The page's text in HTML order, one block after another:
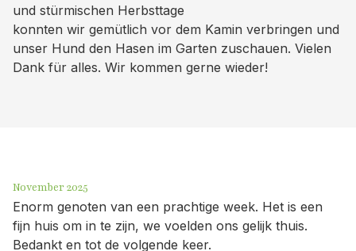
und stürmischen Herbsttage
konnten wir gemütlich vor dem Kamin verbringen und
unser Hund den Hasen im Garten zuschauen. Vielen
Dank für alles. Wir kommen gerne wieder!
November 2025
Enorm genoten van een prachtige week. Het is een
fijn huis om in te zijn, we voelden ons gelijk thuis.
Bedankt en tot de volgende keer.